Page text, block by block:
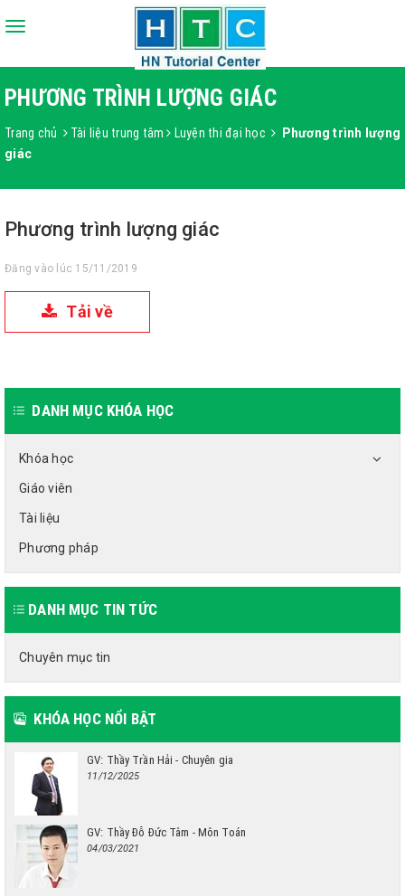
Toggle
PHƯƠNG TRÌNH LƯỢNG GIÁC
Trang chủ Tài liệu trung tâm Luyện thi đại học
Phương trình lượng
giác
Phương trình lượng giác
Đăng vào lúc 15/11/2019
Tải về
DANH MỤC KHÓA HỌC
Khóa học
Giáo viên
Tài liệu
Phương pháp
DANH MỤC TIN TỨC
Chuyên mục tin
KHÓA HỌC NỔI BẬT
GV: Thầy Trần Hải - Chuyên gia
11/12/2025
GV: Thầy Đỗ Đức Tâm - Môn Toán
04/03/2021